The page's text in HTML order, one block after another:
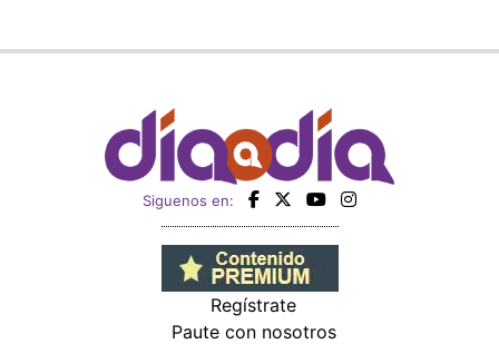
Siguenos en:
Regístrate
Paute con nosotros